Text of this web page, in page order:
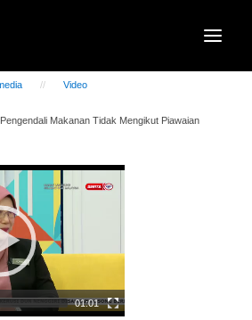
Video
Makanan Tidak Mengikut Piawaian
01:01